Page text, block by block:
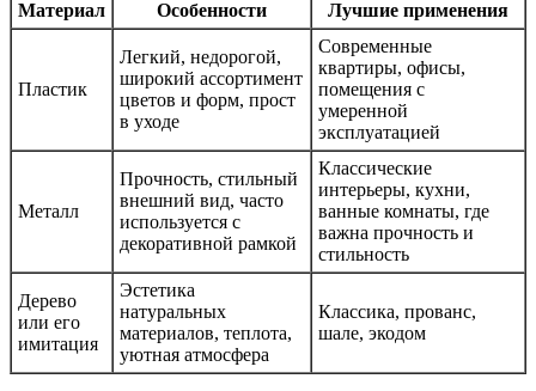
Материал Особенности Лучшие применения
Пластик
Легкий, недорогой,
широкий ассортимент
цветов и форм, прост
в уходе
Современные
квартиры, офисы,
помещения с
умеренной
эксплуатацией
Металл
Прочность, стильный
внешний вид, часто
используется с
декоративной рамкой
Классические
интерьеры, кухни,
ванные комнаты, где
важна прочность и
стильность
Дерево
или его
имитация
Эстетика
натуральных
материалов, теплота,
уютная атмосфера
Классика, прованс,
шале, экодом